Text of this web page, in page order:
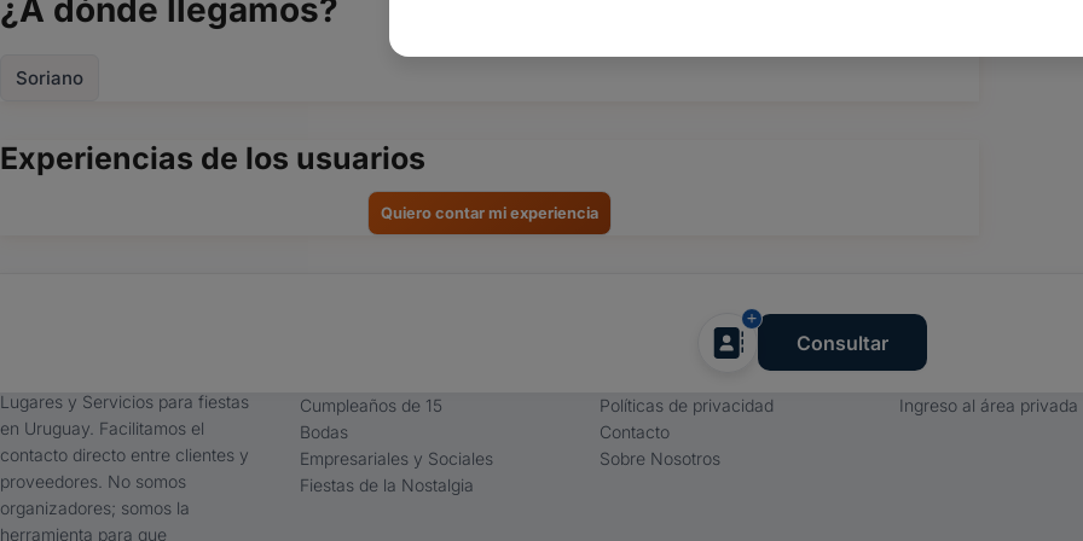
¿A dónde llegamos?
Soriano
Experiencias de los usuarios
Quiero contar mi experiencia
Consultar
Lugares y Servicios para fiestas
en Uruguay. Facilitamos el
contacto directo entre clientes y
proveedores. No somos
organizadores; somos la
herramienta para que
Cumpleaños de 15
Bodas
Empresariales y Sociales
Fiestas de la Nostalgia
Políticas de privacidad
Contacto
Sobre Nosotros
Ingreso al área privada